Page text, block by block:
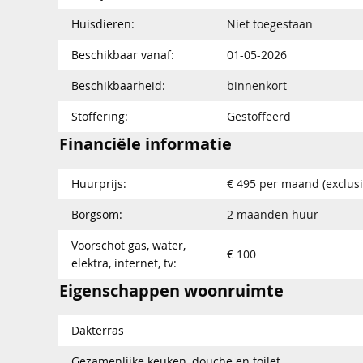
Huisdieren:
Niet toegestaan
Beschikbaar vanaf:
01-05-2026
Beschikbaarheid:
binnenkort
Stoffering:
Gestoffeerd
Financiële informatie
Huurprijs:
€ 495 per maand
Borgsom:
2 maanden huur
Voorschot gas, water,
elektra, internet, tv:
€ 100
Eigenschappen woonruimte
Dakterras